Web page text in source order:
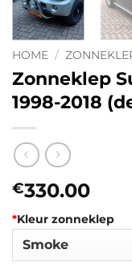
HOME /
Zonneklep
1998-2018
€330.00
*Kleur zonneklep